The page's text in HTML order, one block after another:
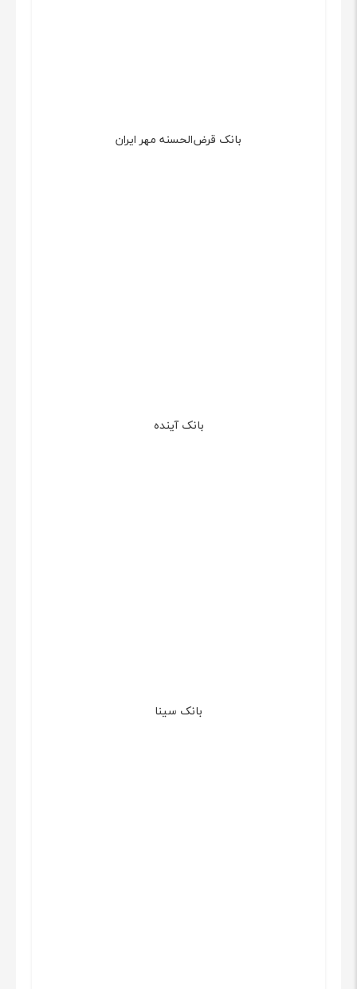
بانک قرض‌الحسنه مهر ایران
بانک آینده
بانک سینا